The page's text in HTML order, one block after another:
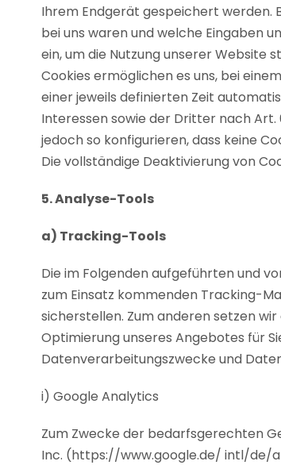
Ihrem Endgerät gespeichert werden.
bei uns waren und welche Eingaben
ein, um die Nutzung unserer Website
Cookies ermöglichen es uns, bei
einer jeweils definierten Zeit
Interessen sowie der Dritter nach Art.
jedoch so konfigurieren, dass keine
Die vollständige Deaktivierung von
5. Analyse-Tools
a) Tracking-Tools
Die im Folgenden aufgeführten und
zum Einsatz kommenden Tracking-
sicherstellen. Zum anderen setzen
Optimierung unseres Angebotes für
Datenverarbeitungszwecke und
i) Google Analytics
Zum Zwecke der bedarfsgerechten
Inc. (https://www.google.de/ intl/de/